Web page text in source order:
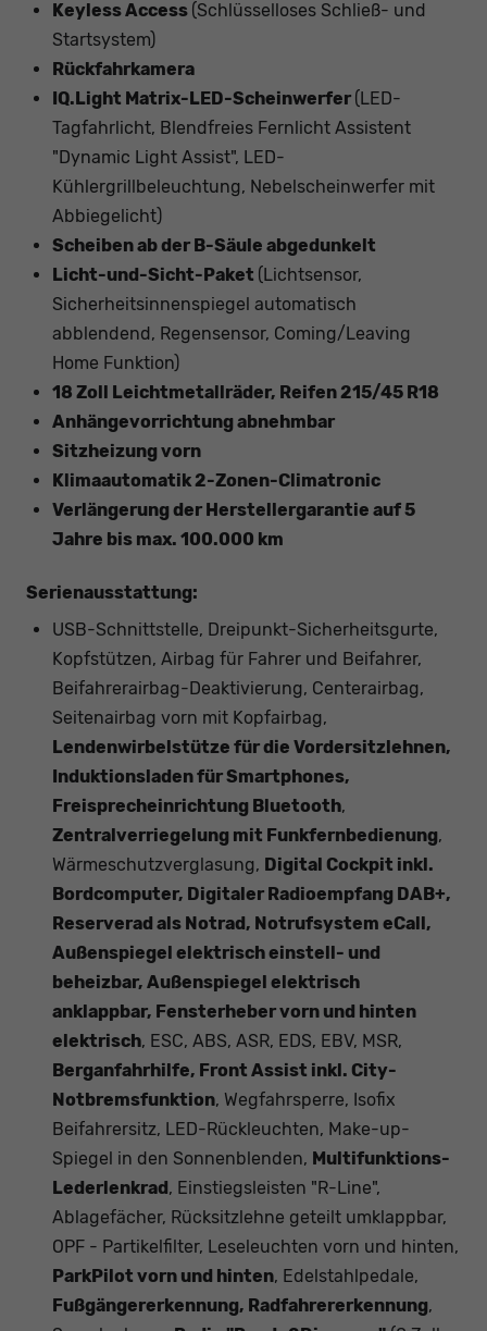
Keyless Access (Schlüsselloses Schließ- und
Startsystem)
Rückfahrkamera
IQ.Light Matrix-LED-Scheinwerfer (LED-
Tagfahrlicht, Blendfreies Fernlicht Assistent
"Dynamic Light Assist", LED-
Kühlergrillbeleuchtung, Nebelscheinwerfer mit
Abbiegelicht)
Scheiben ab der B-Säule abgedunkelt
Licht-und-Sicht-Paket (Lichtsensor,
Sicherheitsinnenspiegel automatisch
abblendend, Regensensor, Coming/Leaving
Home Funktion)
18 Zoll Leichtmetallräder, Reifen 215/45 R18
Anhängevorrichtung abnehmbar
Sitzheizung vorn
Klimaautomatik 2-Zonen-Climatronic
Verlängerung der Herstellergarantie auf 5
Jahre bis max. 100.000 km
Serienausstattung:
USB-Schnittstelle, Dreipunkt-Sicherheitsgurte,
Kopfstützen, Airbag für Fahrer und Beifahrer,
Beifahrerairbag-Deaktivierung, Centerairbag,
Seitenairbag vorn mit Kopfairbag,
Lendenwirbelstütze für die Vordersitzlehnen,
Induktionsladen für Smartphones,
Freisprecheinrichtung Bluetooth,
Zentralverriegelung mit Funkfernbedienung,
Wärmeschutzverglasung, Digital Cockpit inkl.
Bordcomputer, Digitaler Radioempfang DAB+,
Reserverad als Notrad, Notrufsystem eCall,
Außenspiegel elektrisch einstell- und
beheizbar, Außenspiegel elektrisch
anklappbar, Fensterheber vorn und hinten
elektrisch, ESC, ABS, ASR, EDS, EBV, MSR,
Berganfahrhilfe, Front Assist inkl. City-
Notbremsfunktion, Wegfahrsperre, Isofix
Beifahrersitz, LED-Rückleuchten, Make-up-
Spiegel in den Sonnenblenden, Multifunktions-
Lederlenkrad , Einstiegsleisten "R-Line",
Ablagefächer, Rücksitzlehne geteilt umklappbar,
OPF - Partikelfilter, Leseleuchten vorn und hinten,
ParkPilot vorn und hinten, Edelstahlpedale,
Fußgängererkennung, Radfahrererkennung,